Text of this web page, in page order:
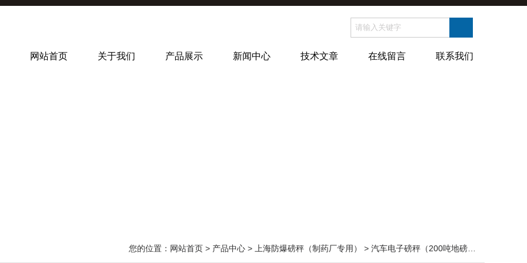
网站首页 关于我们 产品展示 新闻中心 技术文章 在线留言 联系我们
您的位置： 网站首页 > 产品中心 > 上海防爆磅秤（制药厂专用） > 汽车电子磅秤（200吨地磅）